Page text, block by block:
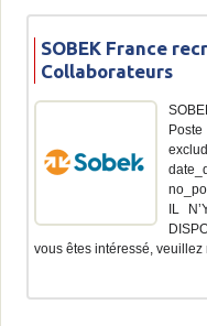
SOBEK France
Collaborateurs
IL
vous êtes intéressé, veuillez